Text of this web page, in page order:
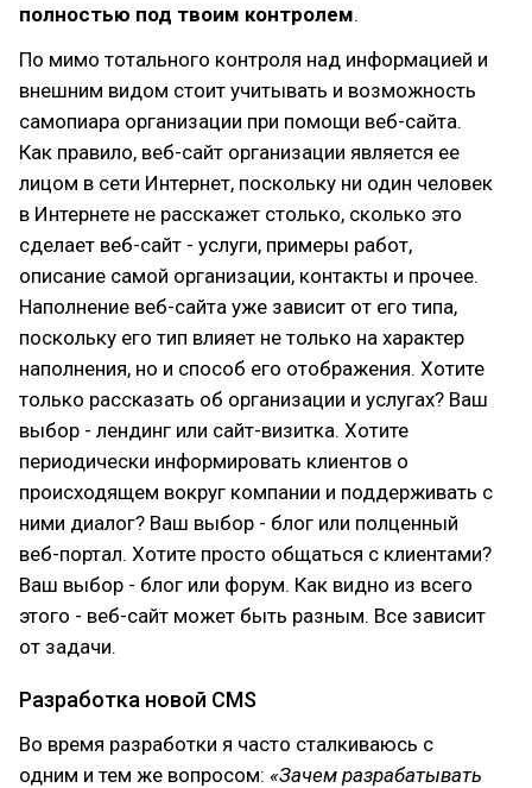
полностью под твоим контролем.
По мимо тотального контроля над информацией и
внешним видом стоит учитывать и возможность
самопиара организации при помощи веб-сайта.
Как правило, веб-сайт организации является ее
лицом в сети Интернет, поскольку ни один человек
в Интернете не расскажет столько, сколько это
сделает веб-сайт - услуги, примеры работ,
описание самой организации, контакты и прочее.
Наполнение веб-сайта уже зависит от его типа,
поскольку его тип влияет не только на характер
наполнения, но и способ его отображения. Хотите
только рассказать об организации и услугах? Ваш
выбор - лендинг или сайт-визитка. Хотите
периодически информировать клиентов о
происходящем вокруг компании и поддерживать с
ними диалог? Ваш выбор - блог или полценный
веб-портал. Хотите просто общаться с клиентами?
Ваш выбор - блог или форум. Как видно из всего
этого - веб-сайт может быть разным. Все зависит
от задачи.
Разработка новой CMS
Во время разработки я часто сталкиваюсь с
одним и тем же вопросом: «Зачем разрабатывать